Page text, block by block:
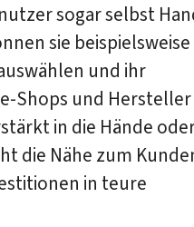
sogar selbst
sie beispielsweise
und ihr
Shops und Hersteller
in die Hände
die Nähe zum
in teure